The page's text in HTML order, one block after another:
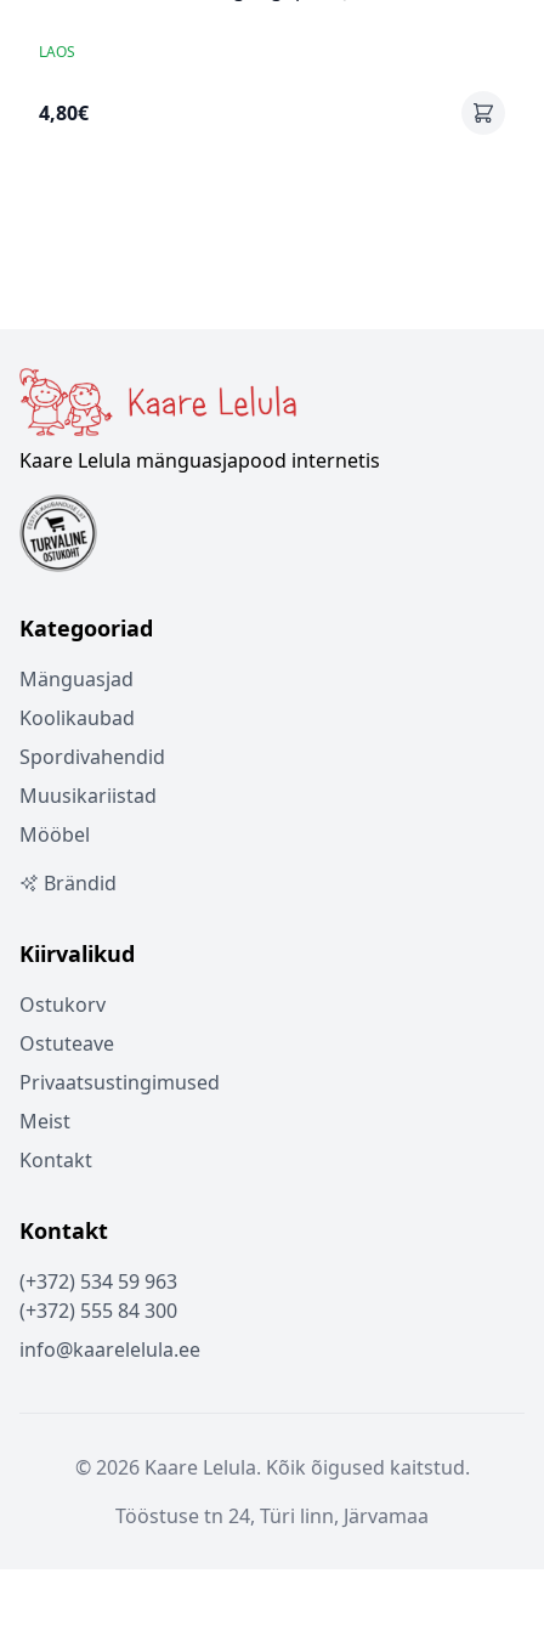
LAOS
4,80€
Kaare Lelula mänguasjapood internetis
Kategooriad
Mänguasjad
Koolikaubad
Spordivahendid
Muusikariistad
Mööbel
Brändid
Kiirvalikud
Ostukorv
Ostuteave
Privaatsustingimused
Meist
Kontakt
Kontakt
(+372) 534 59 963
(+372) 555 84 300
info@kaarelelula.ee
© 2026 Kaare Lelula. Kõik õigused kaitstud.
Tööstuse tn 24, Türi linn, Järvamaa